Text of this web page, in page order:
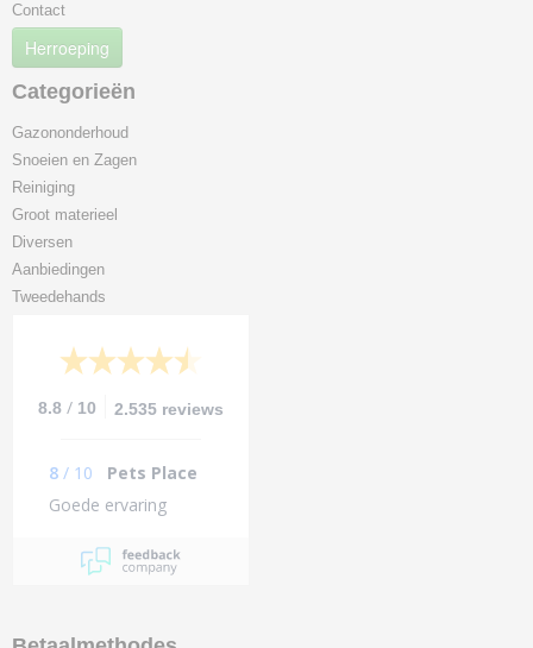
Contact
Herroeping
Categorieën
Gazononderhoud
Snoeien en Zagen
Reiniging
Groot materieel
Diversen
Aanbiedingen
Tweedehands
8.8 / 10 2.535 reviews
8 / 10
Pets Place
Goede ervaring